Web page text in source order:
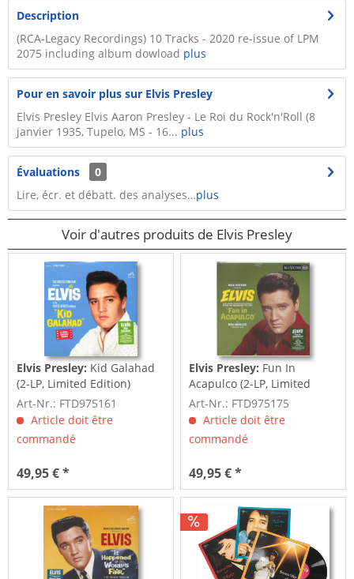
Description
(RCA-Legacy Recordings) 10 Tracks - 2020 re-issue of LPM
2075 including album dowload plus
Pour en savoir plus sur Elvis Presley
Elvis Presley Elvis Aaron Presley - Le Roi du Rock'n'Roll (8
janvier 1935, Tupelo, MS - 16... plus
Évaluations
0
Lire, écr. et débatt. des analyses…plus
Voir d'autres produits de Elvis Presley
Elvis Presley: Kid Galahad
(2-LP, Limited Edition)
Art-Nr.: FTD975161
Article doit être
commandé
49,95 € *
Elvis Presley: Fun In
Acapulco (2-LP, Limited
Edition)
Art-Nr.: FTD975175
Article doit être
commandé
49,95 € *